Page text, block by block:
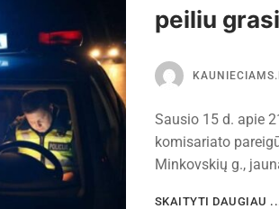
peiliu
Sausio 15 d. apie
komisariato
Minkovskių g.,
SKAITYTI DAUGIAU